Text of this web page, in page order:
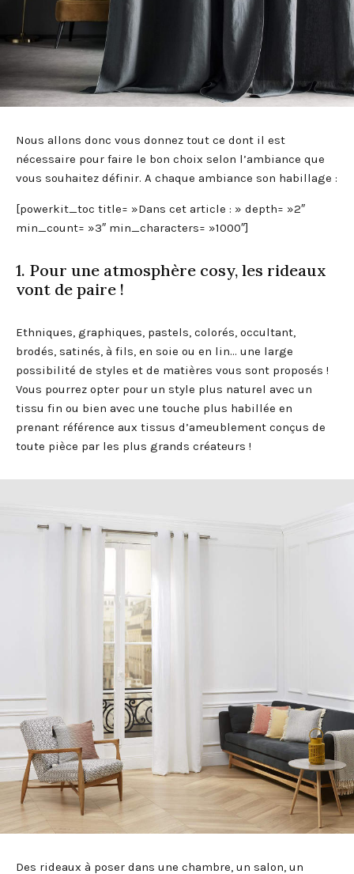
Nous allons donc vous donnez tout ce dont il est
nécessaire pour faire le bon choix selon l’ambiance que
vous souhaitez définir. A chaque ambiance son habillage :
[powerkit_toc title= »Dans cet article : » depth= »2″
min_count= »3″ min_characters= »1000″]
1. Pour une atmosphère cosy, les rideaux
vont de paire !
Ethniques, graphiques, pastels, colorés, occultant,
brodés, satinés, à fils, en soie ou en lin… une large
possibilité de styles et de matières vous sont proposés !
Vous pourrez opter pour un style plus naturel avec un
tissu fin ou bien avec une touche plus habillée en
prenant référence aux tissus d’ameublement conçus de
toute pièce par les plus grands créateurs !
Des rideaux à poser dans une chambre, un salon, un